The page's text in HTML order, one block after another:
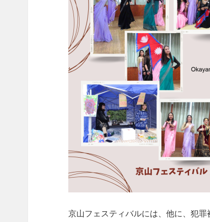
京山フェスティバルには、他に、犯